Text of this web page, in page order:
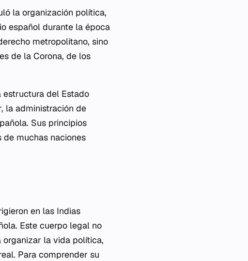
la organización política,
español durante la época
metropolitano, sino
de la Corona, de los
del Estado
la administración de
Sus principios
muchas naciones
en las Indias
Este cuerpo legal no
la vida política,
Para comprender su